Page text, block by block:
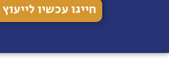
חייגו עכשיו לייעוץ